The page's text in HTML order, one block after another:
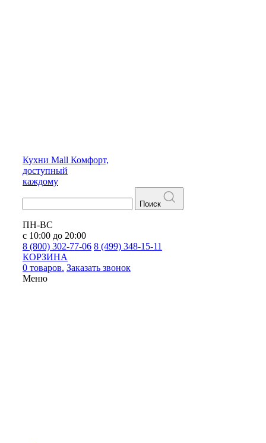
Кухни Mall Комфорт,
доступный
каждому
Поиск
ПН-ВС
с 10:00 до 20:00
8 (800) 302-77-06 8 (499) 348-15-11
КОРЗИНА
0 товаров. Заказать звонок
Меню